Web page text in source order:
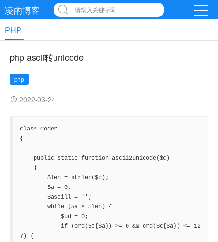
凌的博客 请输入关键字词
PHP
php ascii转unicode
php
2022-03-24
class Coder
{
public static function ascii2unicode($c)
{
$len = strlen($c);
$a = 0;
$ascill = '';
while ($a < $len) {
$ud = 0;
if (ord($c{$a}) >= 0 && ord($c{$a}) <= 12
7) {